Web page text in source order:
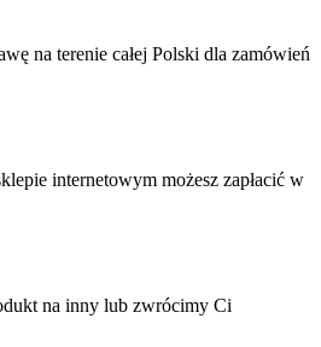
na terenie całej Polski dla zamówień
internetowym możesz zapłacić w
na inny lub zwrócimy Ci